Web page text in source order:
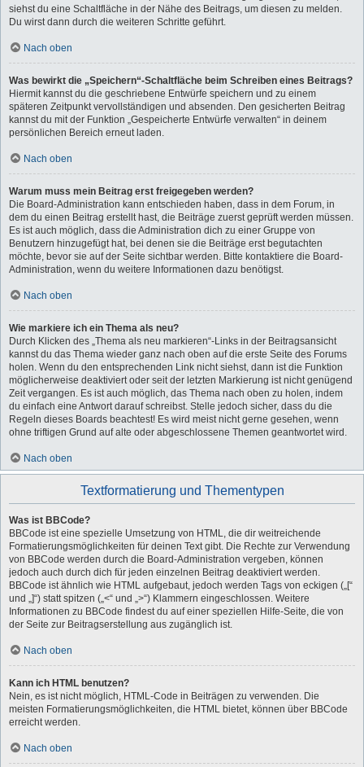
siehst du eine Schaltfläche in der Nähe des Beitrags, um diesen zu melden.
Du wirst dann durch die weiteren Schritte geführt.
Nach oben
Was bewirkt die „Speichern“-Schaltfläche beim Schreiben eines Beitrags?
Hiermit kannst du die geschriebene Entwürfe speichern und zu einem
späteren Zeitpunkt vervollständigen und absenden. Den gesicherten Beitrag
kannst du mit der Funktion „Gespeicherte Entwürfe verwalten“ in deinem
persönlichen Bereich erneut laden.
Nach oben
Warum muss mein Beitrag erst freigegeben werden?
Die Board-Administration kann entschieden haben, dass in dem Forum, in
dem du einen Beitrag erstellt hast, die Beiträge zuerst geprüft werden müssen.
Es ist auch möglich, dass die Administration dich zu einer Gruppe von
Benutzern hinzugefügt hat, bei denen sie die Beiträge erst begutachten
möchte, bevor sie auf der Seite sichtbar werden. Bitte kontaktiere die Board-
Administration, wenn du weitere Informationen dazu benötigst.
Nach oben
Wie markiere ich ein Thema als neu?
Durch Klicken des „Thema als neu markieren“-Links in der Beitragsansicht
kannst du das Thema wieder ganz nach oben auf die erste Seite des Forums
holen. Wenn du den entsprechenden Link nicht siehst, dann ist die Funktion
möglicherweise deaktiviert oder seit der letzten Markierung ist nicht genügend
Zeit vergangen. Es ist auch möglich, das Thema nach oben zu holen, indem
du einfach eine Antwort darauf schreibst. Stelle jedoch sicher, dass du die
Regeln dieses Boards beachtest! Es wird meist nicht gerne gesehen, wenn
ohne triftigen Grund auf alte oder abgeschlossene Themen geantwortet wird.
Nach oben
Textformatierung und Thementypen
Was ist BBCode?
BBCode ist eine spezielle Umsetzung von HTML, die dir weitreichende
Formatierungsmöglichkeiten für deinen Text gibt. Die Rechte zur Verwendung
von BBCode werden durch die Board-Administration vergeben, können
jedoch auch durch dich für jeden einzelnen Beitrag deaktiviert werden.
BBCode ist ähnlich wie HTML aufgebaut, jedoch werden Tags von eckigen („[“
und „]“) statt spitzen („<“ und „>“) Klammern eingeschlossen. Weitere
Informationen zu BBCode findest du auf einer speziellen Hilfe-Seite, die von
der Seite zur Beitragserstellung aus zugänglich ist.
Nach oben
Kann ich HTML benutzen?
Nein, es ist nicht möglich, HTML-Code in Beiträgen zu verwenden. Die
meisten Formatierungsmöglichkeiten, die HTML bietet, können über BBCode
erreicht werden.
Nach oben